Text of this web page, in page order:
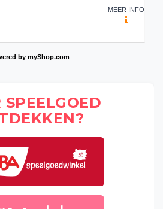
MEER INFO
by myShop.com
SPEELGOED